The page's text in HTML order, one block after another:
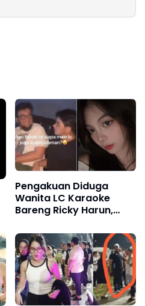
Pengakuan Diduga
Wanita LC Karaoke
Bareng Ricky Harun,
Ruangan Gelap Viral